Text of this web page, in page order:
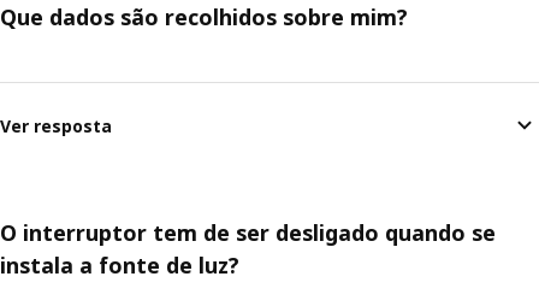
Que dados são recolhidos sobre mim?
Ver resposta
O interruptor tem de ser desligado quando se
instala a fonte de luz?